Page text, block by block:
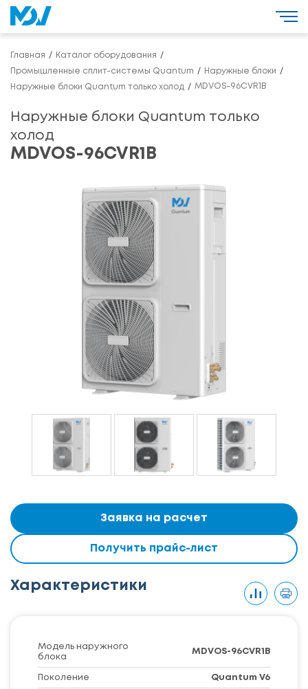
Главная Каталог оборудования
Промышленные сплит-системы Quantum Наружные блоки
Наружные блоки Quantum только холод MDVOS-96CVR1B
Наружные блоки Quantum только
холод
MDVOS-96CVR1B
Заявка на расчет
Получить прайс-лист
Характеристики
Модель наружного
блока
MDVOS-96CVR1B
Поколение Quantum V6